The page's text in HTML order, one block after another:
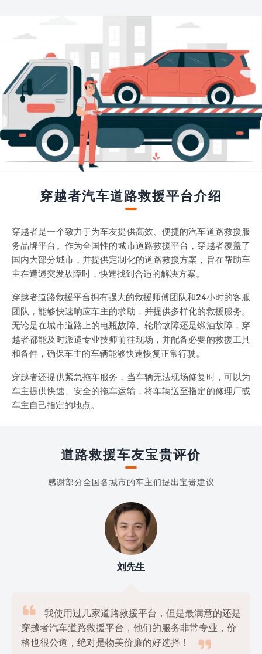
穿越者汽车道路救援平台介绍
穿越者是一个致力于为车友提供高效、便捷的汽车道路救援服
务品牌平台。作为全国性的城市道路救援平台，穿越者覆盖了
国内大部分城市，并提供定制化的道路救援方案，旨在帮助车
主在遭遇突发故障时，快速找到合适的解决方案。
穿越者道路救援平台拥有强大的救援师傅团队和24小时的客服
团队，能够快速响应车主的求助，并提供多样化的救援服务。
无论是在城市道路上的电瓶故障、轮胎故障还是燃油故障，穿
越者都能及时派遣专业技师前往现场，并配备必要的救援工具
和备件，确保车主的车辆能够快速恢复正常行驶。
穿越者还提供紧急拖车服务，当车辆无法现场修复时，可以为
车主提供快速、安全的拖车运输，将车辆送至指定的修理厂或
车主自己指定的地点。
道路救援车友宝贵评价
感谢部分全国各城市的车主们提出宝贵建议
刘先生

我使用过几家道路救援平台，但是最满意的还是
穿越者汽车道路救援平台，他们的服务非常专业，价
格也很公道，绝对是物美价廉的好选择！
